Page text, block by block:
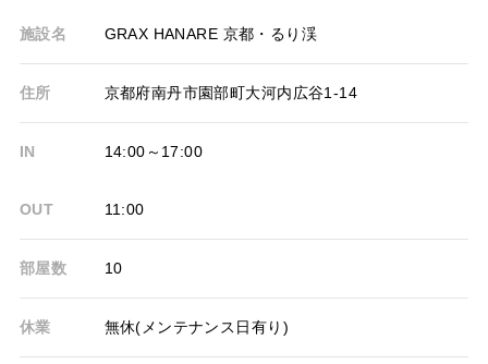
施設名 GRAX HANARE 京都・るり渓
住所 京都府南丹市園部町大河内広谷1-14
IN 14:00～17:00
OUT 11:00
部屋数 10
休業 無休(メンテナンス日有り)